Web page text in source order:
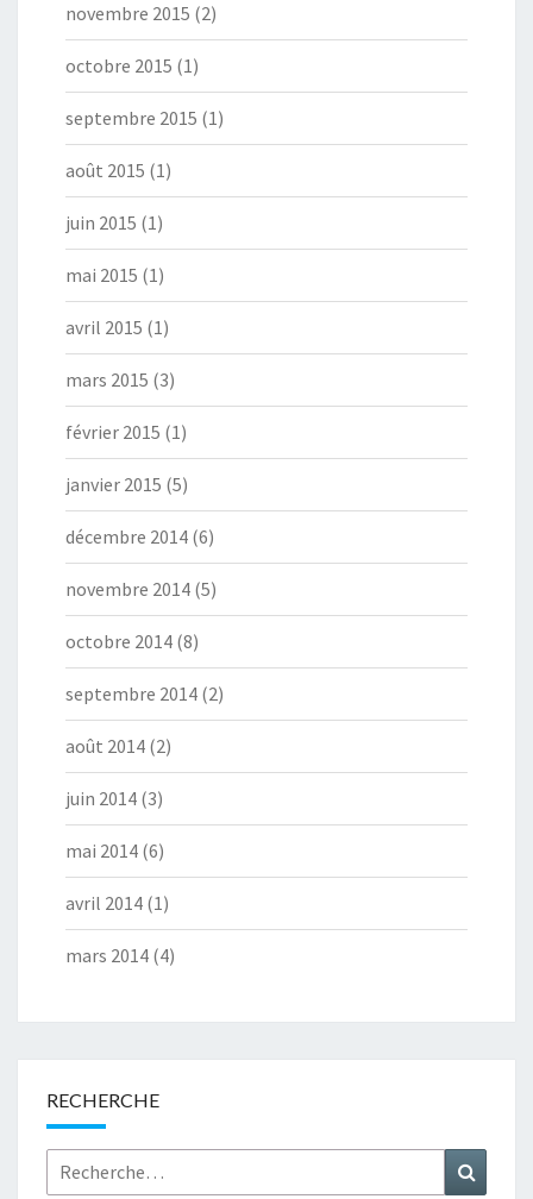
novembre 2015 (2)
octobre 2015 (1)
septembre 2015 (1)
août 2015 (1)
juin 2015 (1)
mai 2015 (1)
avril 2015 (1)
mars 2015 (3)
février 2015 (1)
janvier 2015 (5)
décembre 2014 (6)
novembre 2014 (5)
octobre 2014 (8)
septembre 2014 (2)
août 2014 (2)
juin 2014 (3)
mai 2014 (6)
avril 2014 (1)
mars 2014 (4)
RECHERCHE
Rechercher :